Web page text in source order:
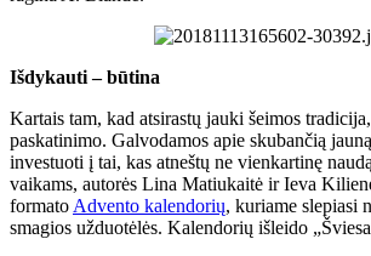
Išdykauti – būtina
Kartais tam, kad atsirastų jauki šeimos
paskatinimo. Galvodamos apie skubančią
investuoti į tai, kas atneštų ne vienkartinę
vaikams, autorės Lina Matiukaitė ir Ieva
formato Advento kalendorių, kuriame slepiasi
smagios užduotėlės. Kalendorių išleido